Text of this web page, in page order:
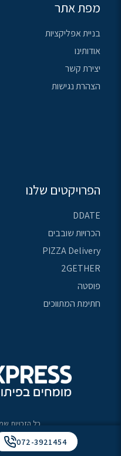
072-3921454
מפת אתר
בניית אפליקציות
אודותינו
יצירת קשר
הצהרת נגישות
הפרויקטים שלנו
DDATE
הכרויות שובבים
PIZZA Delivery
2GETHER
פוסטה
חתימת המתווכים
כל הזכויות